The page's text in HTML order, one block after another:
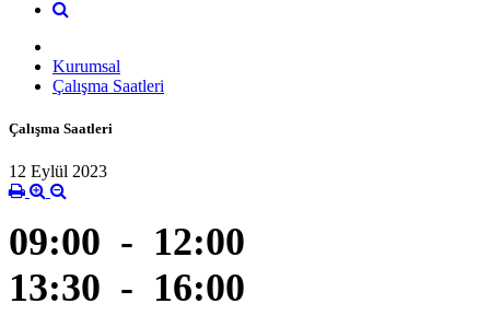
Kurumsal
Çalışma Saatleri
Çalışma Saatleri
12 Eylül 2023
09:00 - 12:00
13:30 - 16:00